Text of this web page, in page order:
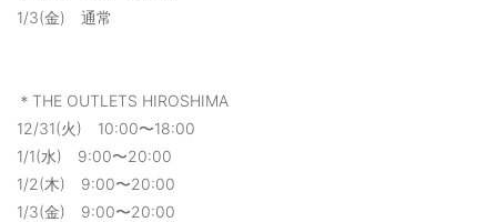
1/3(金) 通常
＊THE OUTLETS HIROSHIMA
12/31(火) 10:00〜18:00
1/1(水) 9:00〜20:00
1/2(木) 9:00〜20:00
1/3(金) 9:00〜20:00